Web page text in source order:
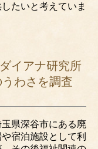
たいと考えていま
イアナ研究所
わさを調査
県深谷市にある廃
宿泊施設として利